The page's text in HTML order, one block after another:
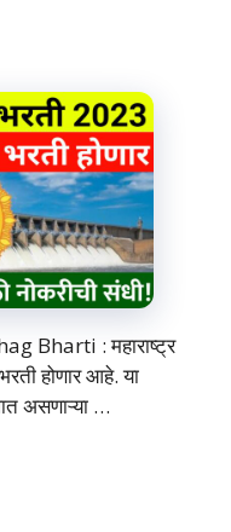
Bharti : महाराष्ट्र
होणार आहे. या
असणाऱ्या …